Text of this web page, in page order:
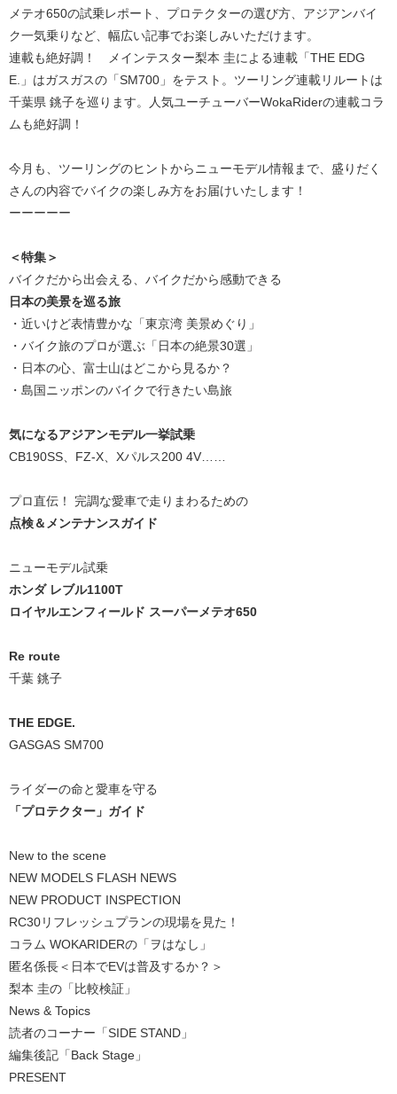
メテオ650の試乗レポート、プロテクターの選び方、アジアンバイ
ク一気乗りなど、幅広い記事でお楽しみいただけます。
連載も絶好調！ メインテスター梨本 圭による連載「THE EDG
E.」はガスガスの「SM700」をテスト。ツーリング連載リルートは
千葉県 銚子を巡ります。人気ユーチューバーWokaRiderの連載コラ
ムも絶好調！
今月も、ツーリングのヒントからニューモデル情報まで、盛りだく
さんの内容でバイクの楽しみ方をお届けいたします！
ーーーーー
＜特集＞
バイクだから出会える、バイクだから感動できる
日本の美景を巡る旅
・近いけど表情豊かな「東京湾 美景めぐり」
・バイク旅のプロが選ぶ「日本の絶景30選」
・日本の心、富士山はどこから見るか？
・島国ニッポンのバイクで行きたい島旅
気になるアジアンモデル一挙試乗
CB190SS、FZ-X、Xパルス200 4V……
プロ直伝！ 完調な愛車で走りまわるための
点検＆メンテナンスガイド
ニューモデル試乗
ホンダ レブル1100T
ロイヤルエンフィールド スーパーメテオ650
Re route
千葉 銚子
THE EDGE.
GASGAS SM700
ライダーの命と愛車を守る
「プロテクター」ガイド
New to the scene
NEW MODELS FLASH NEWS
NEW PRODUCT INSPECTION
RC30リフレッシュプランの現場を見た！
コラム WOKARIDERの「ヲはなし」
匿名係長＜日本でEVは普及するか？＞
梨本 圭の「比較検証」
News & Topics
読者のコーナー「SIDE STAND」
編集後記「Back Stage」
PRESENT